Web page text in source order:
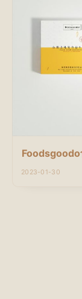
Foodsgoodo
2023-01-30